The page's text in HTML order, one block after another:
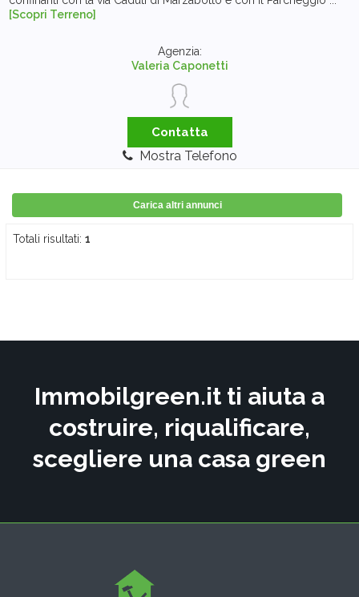
[Scopri Terreno]
Agenzia:
Valeria Caponetti
Contatta
Mostra Telefono
Carica altri annunci
Totali risultati: 1
Immobilgreen.it ti aiuta a
costruire, riqualificare,
scegliere una casa green